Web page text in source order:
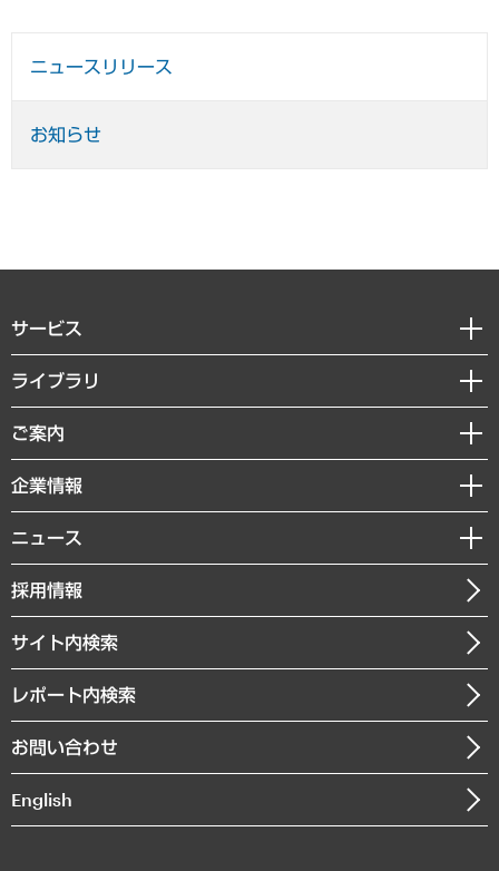
ニュースリリース
お知らせ
サービス
経営戦略
組織・人事戦略
デジタルイノベーション
共生・ダイバーシティ
GRC（ガバナンス・リスク・コンプライアンス）・防災（政策）
経済・産業・雇用・労働
まちづくり・観光・交通・スポーツ・スマートシティ
自然資源・農林水産業・食料システム
ライブラリ
経済調査
レポート
コラム
経営用語集
受託・受注実績（官公庁関連）
メディア掲載・出演
ご案内
セミナー・イベント情報
MUFGビジネスセミナー
受託案件情報
企業情報
私たちの想い
社長メッセージ
会社概要
沿革
組織図・本部部室紹介
インドネシア現地法人
ニュース
ニュースリリース
お知らせ
採用情報
サイト内検索
レポート内検索
お問い合わせ
English